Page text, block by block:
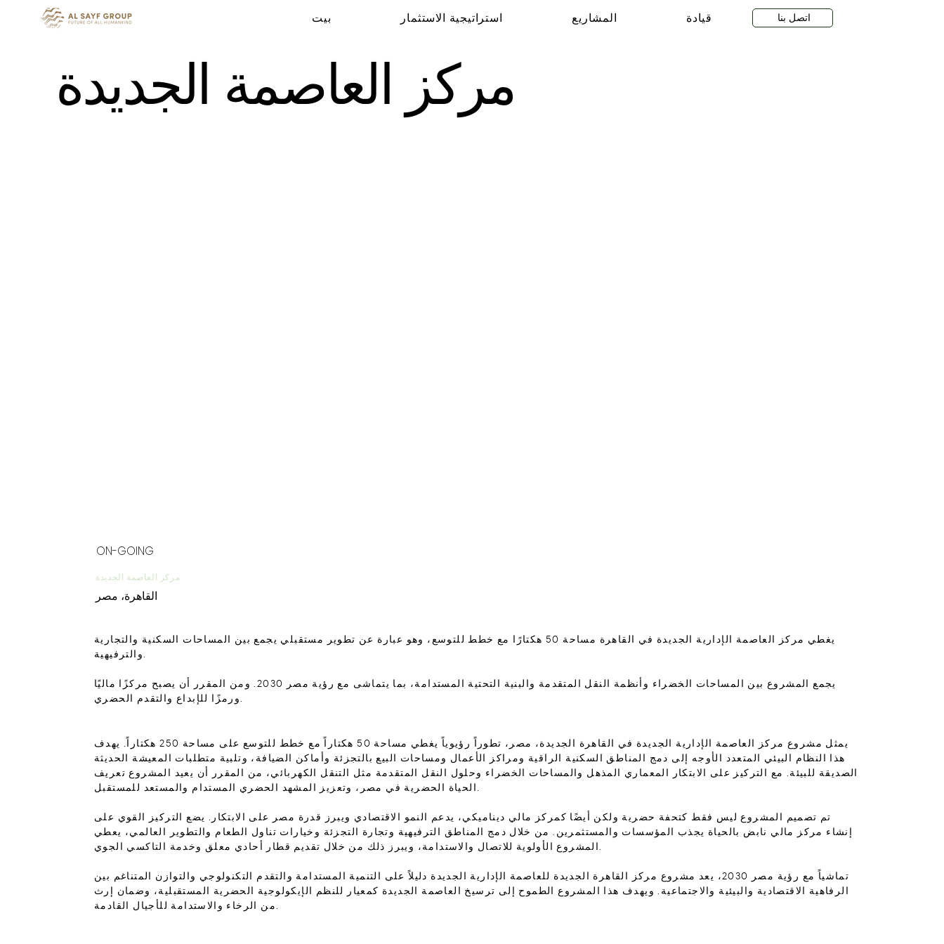
بيت استراتيجية الاستثمار المشاريع قيادة اتصل بنا
مركز العاصمة الجديدة
ON-GOING
مركز العاصمة الجديدة
القاهرة، مصر
يغطي مركز العاصمة الإدارية الجديدة في القاهرة مساحة 50 هكتارًا مع خطط للتوسع، وهو عبارة عن تطوير مستقبلي يجمع بين المساحات السكنية والتجارية
والترفيهية.
يجمع المشروع بين المساحات الخضراء وأنظمة النقل المتقدمة والبنية التحتية المستدامة، بما يتماشى مع رؤية مصر 2030. ومن المقرر أن يصبح مركزًا ماليًا
ورمزًا للإبداع والتقدم الحضري.
يمثل مشروع مركز العاصمة الإدارية الجديدة في القاهرة الجديدة، مصر، تطوراً رؤيوياً يغطي مساحة 50 هكتاراً مع خطط للتوسع على مساحة 250 هكتاراً. يهدف
هذا النظام البيئي المتعدد الأوجه إلى دمج المناطق السكنية الراقية ومراكز الأعمال ومساحات البيع بالتجزئة وأماكن الضيافة، وتلبية متطلبات المعيشة الحديثة
الصديقة للبيئة. مع التركيز على الابتكار المعماري المذهل والمساحات الخضراء وحلول النقل المتقدمة مثل التنقل الكهربائي، من المقرر أن يعيد المشروع تعريف
الحياة الحضرية في مصر، وتعزيز المشهد الحضري المستدام والمستعد للمستقبل.
تم تصميم المشروع ليس فقط كتحفة حضرية ولكن أيضًا كمركز مالي ديناميكي، يدعم النمو الاقتصادي ويبرز قدرة مصر على الابتكار. يضع التركيز القوي على
إنشاء مركز مالي نابض بالحياة يجذب المؤسسات والمستثمرين. من خلال دمج المناطق الترفيهية وتجارة التجزئة وخيارات تناول الطعام والتطوير العالمي، يعطي
المشروع الأولوية للاتصال والاستدامة، ويبرز ذلك من خلال تقديم قطار أحادي معلق وخدمة التاكسي الجوي.
تماشياً مع رؤية مصر 2030، يعد مشروع مركز القاهرة الجديدة للعاصمة الإدارية الجديدة دليلاً على التنمية المستدامة والتقدم التكنولوجي والتوازن المتناغم بين
الرفاهية الاقتصادية والبيئية والاجتماعية. ويهدف هذا المشروع الطموح إلى ترسيخ العاصمة الجديدة كمعيار للنظم الإيكولوجية الحضرية المستقبلية، وضمان إرث
من الرخاء والاستدامة للأجيال القادمة.